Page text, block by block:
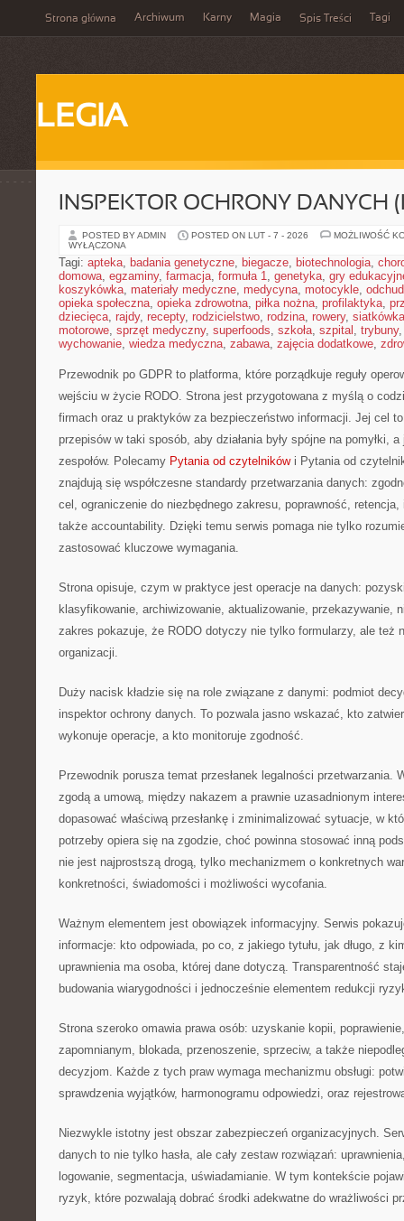
Strona główna Archiwum Karny Magia Spis Treści Tagi
LEGIA
INSPEKTOR OCHRONY DANYCH
POSTED BY ADMIN POSTED ON LUT - 7 - 2026
MOŻLIWOŚĆ
WYŁĄCZONA
Tagi: apteka, badania genetyczne, biegacze, biotechnologia,
domowa, egzaminy, farmacja, formuła 1, genetyka, gry
koszykówka, materiały medyczne, medycyna, motocykle,
opieka społeczna, opieka zdrowotna, piłka nożna, profilaktyka,
dziecięca, rajdy, recepty, rodzicielstwo, rodzina, rowery, siatkówka
motorowe, sprzęt medyczny, superfoods, szkoła, szpital , trybuny
wychowanie, wiedza medyczna, zabawa, zajęcia dodatkowe,
Przewodnik po GDPR to platforma, które porządkuje reguły
wejściu w życie RODO. Strona jest przygotowana z myślą o
firmach oraz u praktyków za bezpieczeństwo informacji. Jej cel
przepisów w taki sposób, aby działania były spójne na pomyłki,
zespołów. Polecamy Pytania od czytelnikówi Pytania od
znajdują się współczesne standardy przetwarzania danych:
cel, ograniczenie do niezbędnego zakresu, poprawność,
także accountability. Dzięki temu serwis pomaga nie tylko
zastosować kluczowe wymagania.
Strona opisuje, czym w praktyce jest operacje na danych:
klasyfikowanie, archiwizowanie, aktualizowanie, przekazywanie,
zakres pokazuje, że RODO dotyczy nie tylko formularzy, ale też
organizacji.
Duży nacisk kładzie się na role związane z danymi: podmiot
inspektor ochrony danych. To pozwala jasno wskazać, kto
wykonuje operacje, a kto monitoruje zgodność.
Przewodnik porusza temat przesłanek legalności przetwarzania.
zgodą a umową, między nakazem a prawnie uzasadnionym
dopasować właściwą przesłankę i zminimalizować sytuacje, w
potrzeby opiera się na zgodzie, choć powinna stosować inną
nie jest najprostszą drogą, tylko mechanizmem o konkretnych
konkretności, świadomości i możliwości wycofania.
Ważnym elementem jest obowiązek informacyjny. Serwis
informacje: kto odpowiada, po co, z jakiego tytułu, jak długo, z
uprawnienia ma osoba, której dane dotyczą. Transparentność
budowania wiarygodności i jednocześnie elementem redukcji
Strona szeroko omawia prawa osób: uzyskanie kopii,
zapomnianym, blokada, przenoszenie, sprzeciw, a także
decyzjom. Każde z tych praw wymaga mechanizmu obsługi:
sprawdzenia wyjątków, harmonogramu odpowiedzi, oraz
Niezwykle istotny jest obszar zabezpieczeń organizacyjnych.
danych to nie tylko hasła, ale cały zestaw rozwiązań:
logowanie, segmentacja, uświadamianie. W tym kontekście
ryzyk, które pozwalają dobrać środki adekwatne do wrażliwości